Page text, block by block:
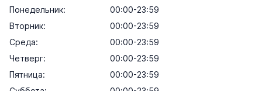
Понедельник:
00:00-23:59
Вторник:
00:00-23:59
Среда:
00:00-23:59
Четверг:
00:00-23:59
Пятница:
00:00-23:59